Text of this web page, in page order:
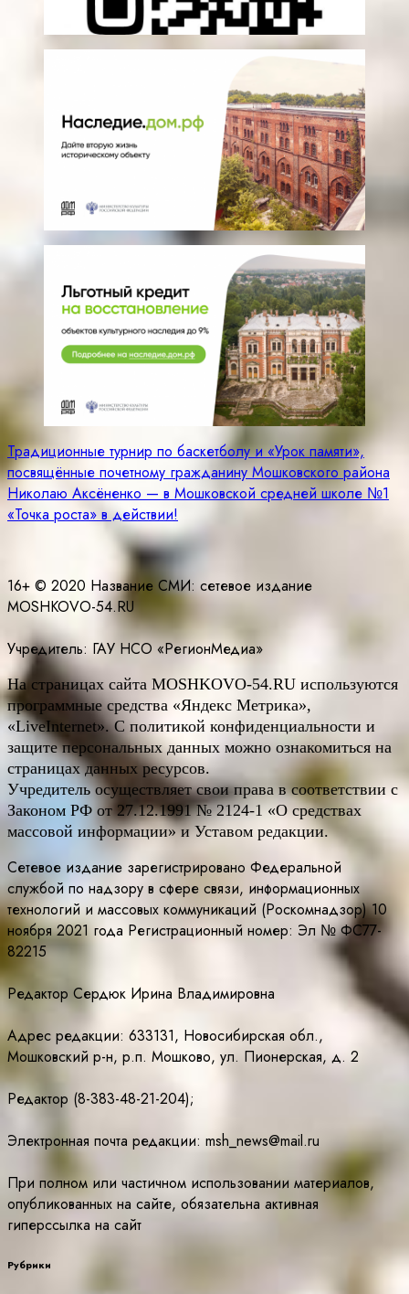
Навигация
по
записям
Традиционные турнир по баскетболу и «Урок памяти»,
посвящённые почетному гражданину Мошковского района
Николаю Аксёненко — в Мошковской средней школе №1
«Точка роста» в действии!
16+ © 2020 Название СМИ: cетевое издание
MOSHKOVO-54.RU
Учредитель: ГАУ НСО «РегионМедиа»
На страницах сайта MOSHKOVO-54.RU используются
программные средства «Яндекс Метрика»,
«LiveInternet». С политикой конфиденциальности и
защите персональных данных можно ознакомиться на
страницах данных ресурсов.
Учредитель осуществляет свои права в соответствии с
Законом РФ от 27.12.1991 № 2124-1 «О средствах
массовой информации» и Уставом редакции.
Сетевое издание зарегистрировано Федеральной
службой по надзору в сфере связи, информационных
технологий и массовых коммуникаций (Роскомнадзор) 10
ноября 2021 года Регистрационный номер: Эл № ФС77-
82215
Редактор Сердюк Ирина Владимировна
Адрес редакции: 633131, Новосибирская обл.,
Мошковский р-н, р.п. Мошково, ул. Пионерская, д. 2
Редактор (8-383-48-21-204);
Электронная почта редакции: msh_news@mail.ru
При полном или частичном использовании материалов,
опубликованных на сайте, обязательна активная
гиперссылка на сайт
Рубрики